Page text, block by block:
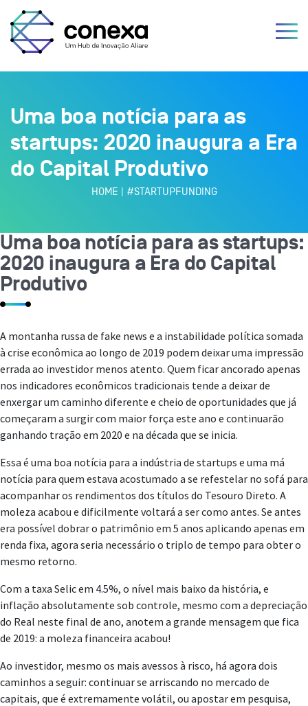
Uma boa notícia para as
startups: 2020 inaugura a Era
do Capital Produtivo
HOME | #STARTUPFUNDING
Uma boa notícia para as startups:
2020 inaugura a Era do Capital
Produtivo
A montanha russa de fake news e a instabilidade política somada
à crise econômica ao longo de 2019 podem deixar uma impressão
errada ao investidor menos atento. Quem ficar ancorado apenas
nos indicadores econômicos tradicionais tende a deixar de
enxergar um caminho diferente e cheio de oportunidades que já
começaram a surgir com maior força este ano e continuarão
ganhando tração em 2020 e na década que se inicia.
Essa é uma boa notícia para a indústria de startups e uma má
notícia para quem estava acostumado a se refestelar no sofá para
acompanhar os rendimentos dos títulos do Tesouro Direto. A
moleza acabou e dificilmente voltará a ser como antes. Se antes
era possível dobrar o patrimônio em 5 anos aplicando apenas em
renda fixa, agora seria necessário o triplo de tempo para obter o
mesmo retorno.
Com a taxa Selic em 4.5%, o nível mais baixo da história, e
inflação absolutamente sob controle, mesmo com a depreciação
do Real neste final de ano, anotem a grande mensagem que fica
de 2019: a moleza financeira acabou!
Ao investidor, mesmo os mais avessos à risco, há agora dois
caminhos a seguir: continuar se arriscando no mercado de
capitais, que é extremamente volátil, ou apostar em pesquisa,